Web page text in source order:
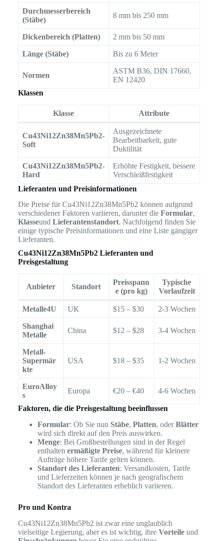
Durchmesserbereich
(Stäbe)
8 mm bis 250 mm
Dickenbereich (Platten) 2 mm bis 50 mm
Länge (Stäbe) Bis zu 6 Meter
Normen
ASTM B36, DIN 17660,
EN 12420
Klassen
Klasse Attribute
Cu43Ni12Zn38Mn5Pb2-
Soft
Ausgezeichnete
Bearbeitbarkeit, gute
Duktilität
Cu43Ni12Zn38Mn5Pb2-
Hard
Erhöhte Festigkeit, bessere
Verschleißfestigkeit
Lieferanten und Preisinformationen
Die Preise für Cu43Ni12Zn38Mn5Pb2 können aufgrund
verschiedener Faktoren variieren, darunter die Formular,
Klasseund Lieferantenstandort. Nachfolgend finden Sie
einige typische Preisinformationen und eine Liste gängiger
Lieferanten.
Cu43Ni12Zn38Mn5Pb2 Lieferanten und
Preisgestaltung
Anbieter Standort
Preisspann
e (pro kg)
Typische
Vorlaufzeit
Metalle4U UK $15 – $30 2-3 Wochen
Shanghai
Metalle
China $12 – $28 3-4 Wochen
Metall-
Supermär
kte
USA $18 – $35 1-2 Wochen
EuroAlloy
s
Europa €20 – €40 4-6 Wochen
Faktoren, die die Preisgestaltung beeinflussen
Formular: Ob Sie nun Stäbe, Platten, oderBlätter
wird sich direkt auf den Preis auswirken.
Menge: Bei Großbestellungen sind in der Regel
enthalten ermäßigte Preise, während für kleinere
Aufträge höhere Tarife gelten können.
Standort des Lieferanten: Versandkosten, Tarife
und Lieferzeiten können je nach geografischem
Standort des Lieferanten erheblich variieren.
Pro und Kontra
Cu43Ni12Zn38Mn5Pb2 ist zwar eine unglaublich
vielseitige Legierung, aber es ist wichtig, ihre Vorteileund